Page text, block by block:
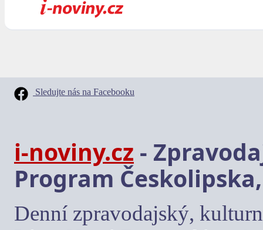
Sledujte nás na Facebooku
i-noviny.cz -
Program
Denní zpravodajský,